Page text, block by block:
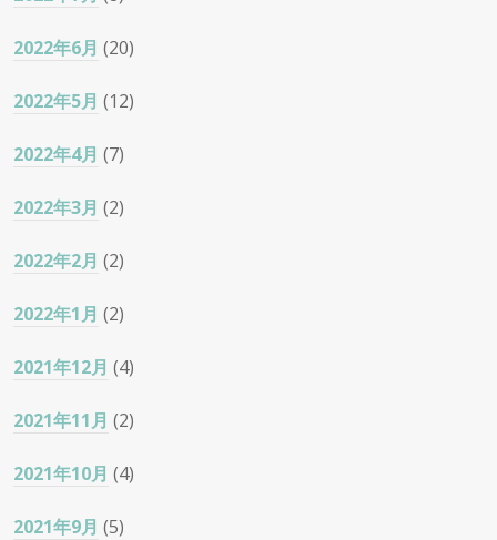
2022年6月 (20)
2022年5月 (12)
2022年4月 (7)
2022年3月 (2)
2022年2月 (2)
2022年1月 (2)
2021年12月 (4)
2021年11月 (2)
2021年10月 (4)
2021年9月 (5)